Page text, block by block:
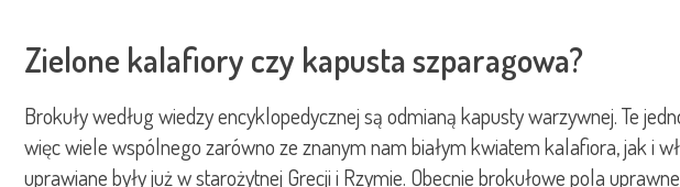
Zielone kalafiory czy kapusta szparagowa?
Brokuły według wiedzy encyklopedycznej są odmianą kapusty warzywnej. Te
więc wiele wspólnego zarówno ze znanym nam białym kwiatem kalafiora, jak i
uprawiane były już w starożytnej Grecji i Rzymie. Obecnie brokułowe pola